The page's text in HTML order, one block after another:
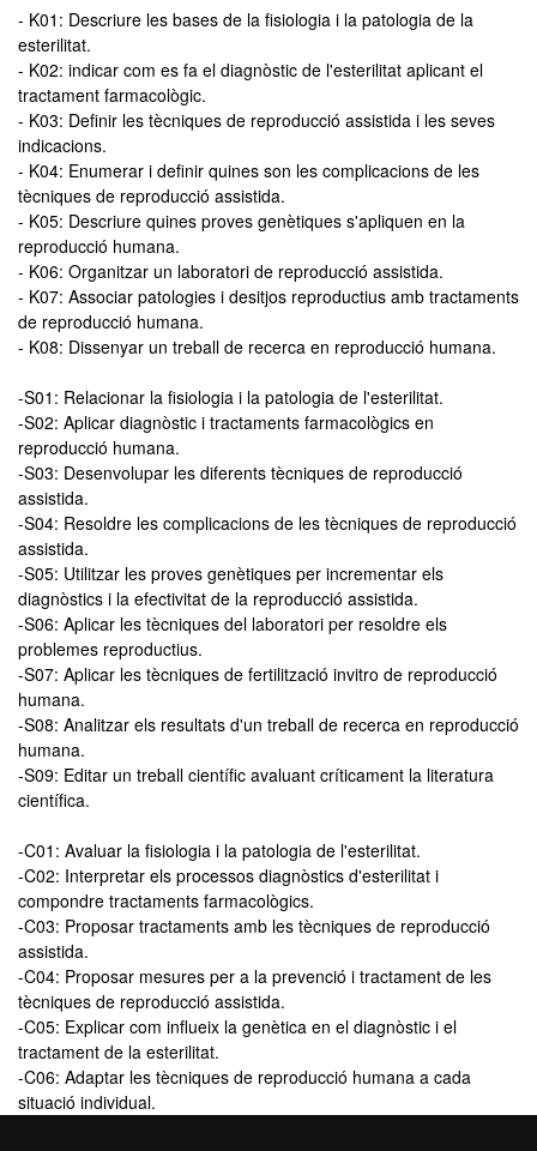
- K01: Descriure les bases de la fisiologia i la patologia de la
esterilitat.
- K02: indicar com es fa el diagnòstic de l'esterilitat aplicant el
tractament farmacològic.
- K03: Definir les tècniques de reproducció assistida i les seves
indicacions.
- K04: Enumerar i definir quines son les complicacions de les
tècniques de reproducció assistida.
- K05: Descriure quines proves genètiques s'apliquen en la
reproducció humana.
- K06: Organitzar un laboratori de reproducció assistida.
- K07: Associar patologies i desitjos reproductius amb tractaments
de reproducció humana.
- K08: Dissenyar un treball de recerca en reproducció humana.
-S01: Relacionar la fisiologia i la patologia de l'esterilitat.
-S02: Aplicar diagnòstic i tractaments farmacològics en
reproducció humana.
-S03: Desenvolupar les diferents tècniques de reproducció
assistida.
-S04: Resoldre les complicacions de les tècniques de reproducció
assistida.
-S05: Utilitzar les proves genètiques per incrementar els
diagnòstics i la efectivitat de la reproducció assistida.
-S06: Aplicar les tècniques del laboratori per resoldre els
problemes reproductius.
-S07: Aplicar les tècniques de fertilització invitro de reproducció
humana.
-S08: Analitzar els resultats d'un treball de recerca en reproducció
humana.
-S09: Editar un treball científic avaluant críticament la literatura
científica.
-C01: Avaluar la fisiologia i la patologia de l'esterilitat.
-C02: Interpretar els processos diagnòstics d'esterilitat i
compondre tractaments farmacològics.
-C03: Proposar tractaments amb les tècniques de reproducció
assistida.
-C04: Proposar mesures per a la prevenció i tractament de les
tècniques de reproducció assistida.
-C05: Explicar com influeix la genètica en el diagnòstic i el
tractament de la esterilitat.
-C06: Adaptar les tècniques de reproducció humana a cada
situació individual.